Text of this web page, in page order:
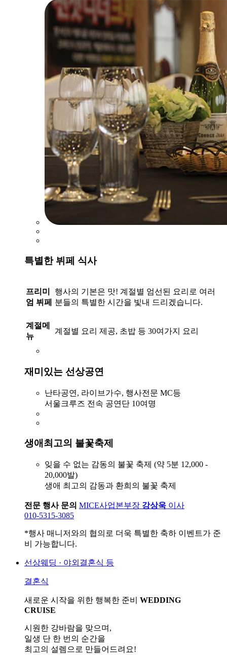
특별한 뷔페 식사
프리미
엄 뷔페
행사의 기본은 맛! 계절별 엄선된 요리로 여러
분들의 특별한 시간을 빛내 드리겠습니다.
계절메
뉴
계절별 요리 제공, 초밥 등 30여가지 요리
재미있는 선상공연
난타공연, 라이브가수, 행사전문 MC등
서울크루즈 전속 공연단 10여명
생애최고의 불꽃축제
잊을 수 없는 감동의 불꽃 축제 (약 5분 12,000 -
20,000발)
생애 최고의 감동과 환희의 불꽃 축제
전문 행사 문의 MICE사업본부장 강상욱 이사
010-5315-3085
*행사 매니저와의 협의로 더욱 특별한 축하 이벤트가 준
비 가능합니다.
선상웨딩 · 야외결혼식 등
결혼식
새로운 시작을 위한 행복한 준비
WEDDING
CRUISE
시원한 강바람을 맞으며,
일생 단 한 번의 순간을
최고의 설렘으로 만들어드려요!